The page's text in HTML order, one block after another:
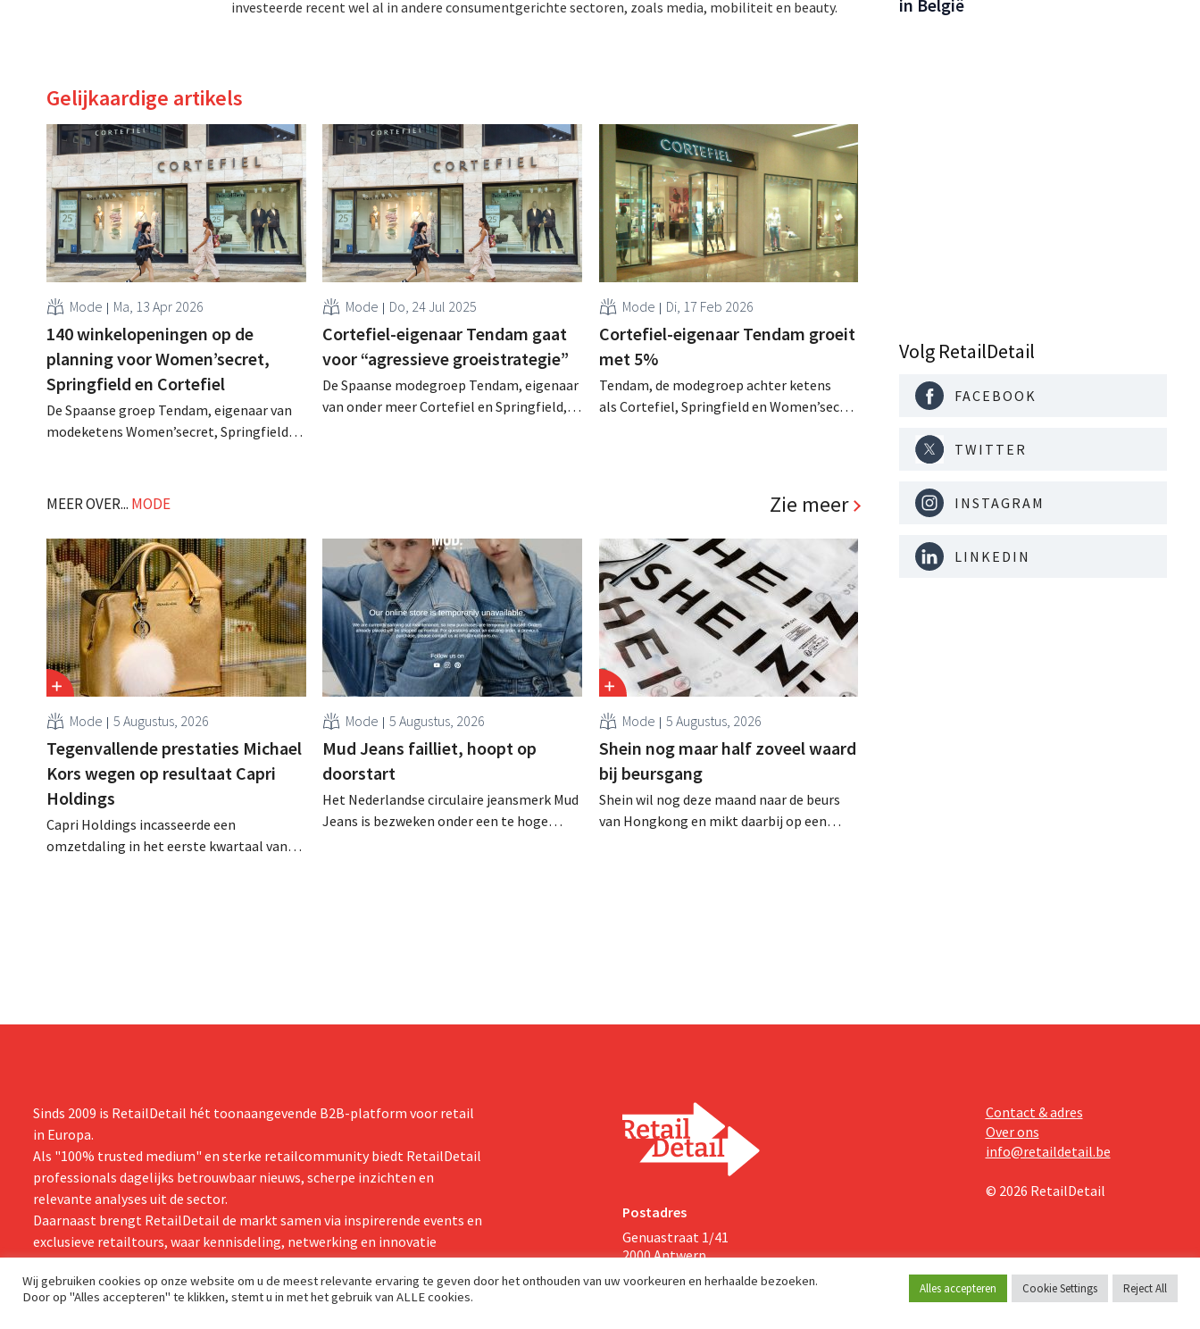
investeerde recent wel al in andere consumentgerichte sectoren, zoals media, mobiliteit en beauty.
Gelijkaardige artikels
Mode Ma, 13 Apr 2026
140 winkelopeningen op de
planning voor Women’secret,
Springfield en Cortefiel
De Spaanse groep Tendam, eigenaar van
modeketens Women’secret, Springfield
keer zoveel als in 2025. .
Mode Do, 24 Jul 2025
Cortefiel-eigenaar Tendam gaat
voor “agressieve groeistrategie”
De Spaanse modegroep Tendam, eigenaar
van onder meer Cortefiel en Springfield,
Mode Di, 17 Feb 2026
Cortefiel-eigenaar Tendam groeit
met 5%
Tendam, de modegroep achter ketens
als Cortefiel, Springfield en Women’secret, zag
MEER OVER... MODE Zie meer
Mode 5 Augustus, 2026
Tegenvallende prestaties Michael
Kors wegen op resultaat Capri
Holdings
Capri Holdings incasseerde een
omzetdaling in het eerste kwartaal van
Mode 5 Augustus, 2026
Mud Jeans failliet, hoopt op
doorstart
Het Nederlandse circulaire jeansmerk Mud
Jeans is bezweken onder een te hoge
Mode 5 Augustus, 2026
Shein nog maar half zoveel waard
bij beursgang
Shein wil nog deze maand naar de beurs
van Hongkong en mikt daarbij op een
in België
Volg RetailDetail
FACEBOOK
TWITTER
INSTAGRAM
LINKEDIN
Sinds 2009 is RetailDetail hét toonaangevende B2B-platform voor retail
in Europa.
Als "100% trusted medium" en sterke retailcommunity biedt RetailDetail
professionals dagelijks betrouwbaar nieuws, scherpe inzichten en
relevante analyses uit de sector.
Daarnaast brengt RetailDetail de markt samen via inspirerende events en
exclusieve retailtours, waar kennisdeling, netwerking en innovatie
centraal staan.
Postadres
Genuastraat 1/41
2000 Antwerp
Contact & adres
Over ons
info@retaildetail.be
© 2026 RetailDetail
Wij gebruiken cookies op onze website om u de meest relevante ervaring te geven door het onthouden van uw voorkeuren en herhaalde bezoeken.
Door op "Alles accepteren" te klikken, stemt u in met het gebruik van ALLE cookies.
Alles accepteren Cookie Settings Reject All